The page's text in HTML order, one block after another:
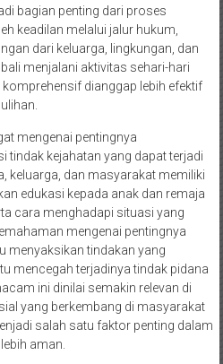
bagian penting dari proses
keadilan melalui jalur hukum,
dari keluarga, lingkungan, dan
menjalani aktivitas sehari-hari
dianggap lebih efektif
mengenai pentingnya
tindak kejahatan yang dapat terjadi
keluarga, dan masyarakat memiliki
edukasi kepada anak dan remaja
cara menghadapi situasi yang
mengenai pentingnya
menyaksikan tindakan yang
mencegah terjadinya tindak pidana
ini dinilai semakin relevan di
yang berkembang di masyarakat
salah satu faktor penting dalam
aman.